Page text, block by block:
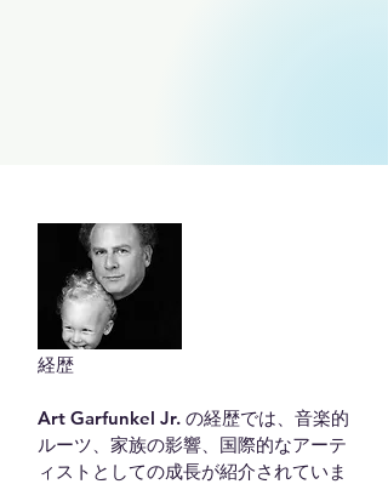
経歴
Art Garfunkel Jr. の経歴では、音楽的
ルーツ、家族の影響、国際的なアーテ
ィストとしての成長が紹介されていま